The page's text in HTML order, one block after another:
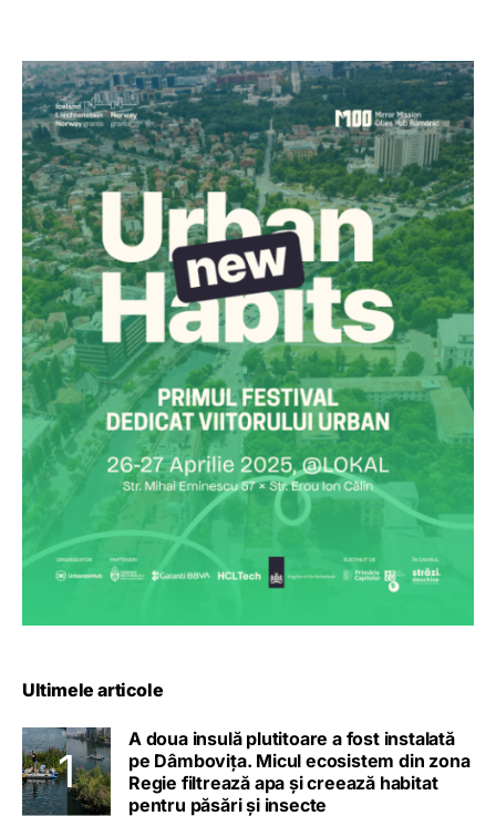
Ultimele articole
A doua insulă plutitoare a fost instalată
pe Dâmbovița. Micul ecosistem din zona
Regie filtrează apa și creează habitat
pentru păsări și insecte